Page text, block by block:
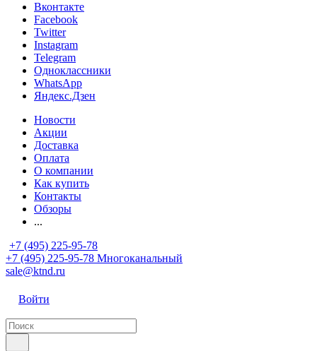
Вконтакте
Facebook
Twitter
Instagram
Telegram
Одноклассники
WhatsApp
Яндекс.Дзен
Новости
Акции
Доставка
Оплата
О компании
Как купить
Контакты
Обзоры
...
+7 (495) 225-95-78
+7 (495) 225-95-78 Многоканальный
sale@ktnd.ru
Войти